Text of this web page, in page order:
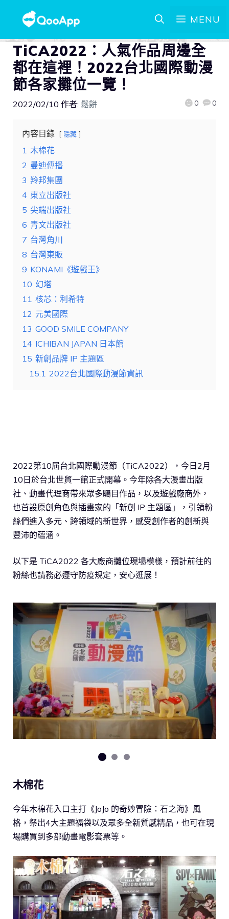
MENU
TiCA2022：人氣作品周邊全
都在這裡！2022台北國際動漫
節各家攤位一覽！
2022/02/10 作者: 鬆餅 0 0
內容目錄 隱藏
1 木棉花
2 曼迪傳播
3 羚邦集團
4 東立出版社
5 尖端出版社
6 青文出版社
7 台灣角川
8 台灣東販
9 KONAMI《遊戲王》
10 幻塔
11 核芯：利希特
12 元美國際
13 GOOD SMILE COMPANY
14 ICHIBAN JAPAN 日本館
15 新創品牌 IP 主題區
15.1 2022台北國際動漫節資訊
2022第10屆台北國際動漫節（TiCA2022），今日2月
10日於台北世貿一館正式開幕。今年除各大漫畫出版
社、動畫代理商帶來眾多矚目作品，以及遊戲廠商外，
也首設原創角色與插畫家的「新創 IP 主題區」，引領粉
絲們進入多元、跨領域的新世界，感受創作者的創新與
豐沛的蘊涵。
以下是 TiCA2022 各大廠商攤位現場模樣，預計前往的
粉絲也請務必遵守防疫規定，安心逛展！
木棉花
今年木棉花入口主打《JoJo 的奇妙冒險：石之海》風
格，祭出4大主題福袋以及眾多全新質感精品，也可在現
場購買到多部動畫電影套票等。